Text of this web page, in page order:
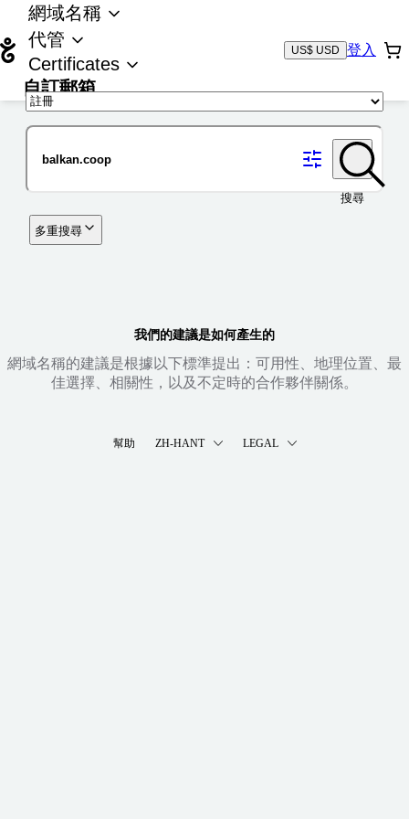
網域名稱
代管
Certificates
自訂郵箱
US$ USD 登入
搜尋
多重搜尋
我們的建議是如何產生的
網域名稱的建議是根據以下標準提出：可用性、地理位置、最
佳選擇、相關性，以及不定時的合作夥伴關係。
幫助 ZH-HANT LEGAL